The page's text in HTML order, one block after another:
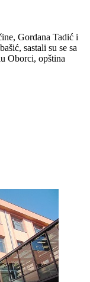
Gordana Tadić i
sastali su se sa
Oborci, opština